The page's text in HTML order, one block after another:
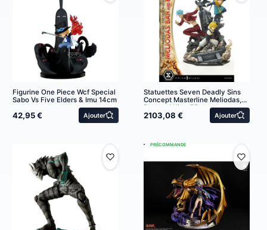
Figurine One Piece Wcf Special
Sabo Vs Five Elders & Imu 14cm
42,95 € Ajouter
Statuettes Seven Deadly Sins
Concept Masterline Meliodas,
Ban and King 55 cm
2103,08 € Ajouter
PRÉCOMMANDE